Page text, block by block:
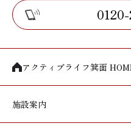
アクティブライフ箕面
施設案内